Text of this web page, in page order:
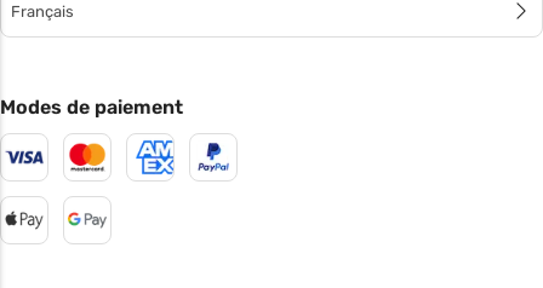
Français
Modes de paiement